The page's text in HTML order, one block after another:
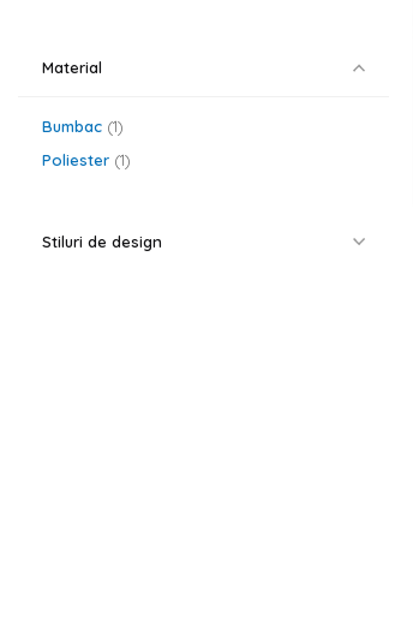
Material
Bumbac 1
Poliester 1
Stiluri de design